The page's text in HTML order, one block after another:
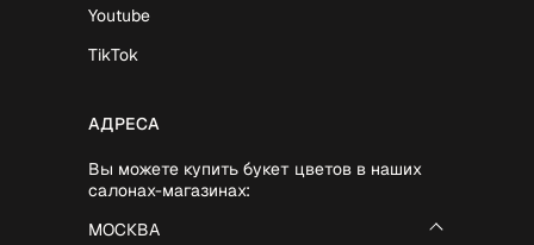
Youtube
TikTok
АДРЕСА
Вы можете купить букет цветов в наших
салонах-магазинах:
МОСКВА